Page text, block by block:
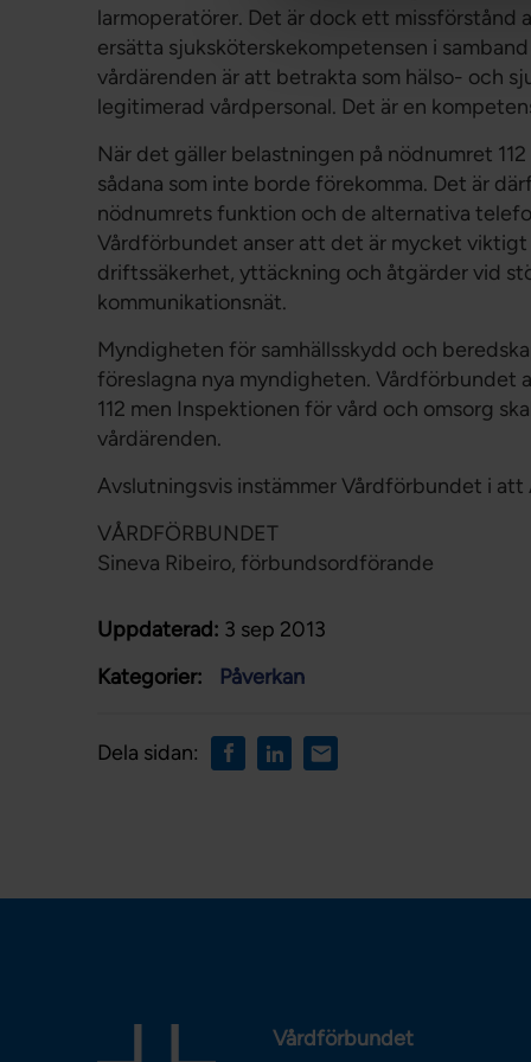
larmoperatörer. Det är dock ett
ersätta sjuksköterskekompetensen i
vårdärenden är att betrakta som hälso- och
legitimerad vårdpersonal. Det är en
När det gäller belastningen på nödnumret
sådana som inte borde förekomma. Det är
nödnumrets funktion och de alternativa
Vårdförbundet anser att det är mycket
driftssäkerhet, yttäckning och åtgärder vid
kommunikationsnät.
Myndigheten för samhällsskydd och
föreslagna nya myndigheten. Vårdförbundet
112 men Inspektionen för vård och omsorg
vårdärenden.
Avslutningsvis instämmer Vårdförbundet i att
VÅRDFÖRBUNDET
Sineva Ribeiro, förbundsordförande
Uppdaterad: 3 sep 2013
Kategorier:
Påverkan
Dela sidan:
Vårdförbundet